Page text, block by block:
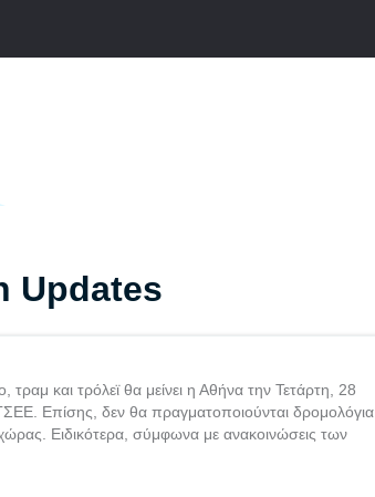
Updates
και τρόλεϊ θα μείνει η Αθήνα την Τετάρτη, 28
Επίσης, δεν θα πραγματοποιούνται δρομολόγια
Ειδικότερα, σύμφωνα με ανακοινώσεις των